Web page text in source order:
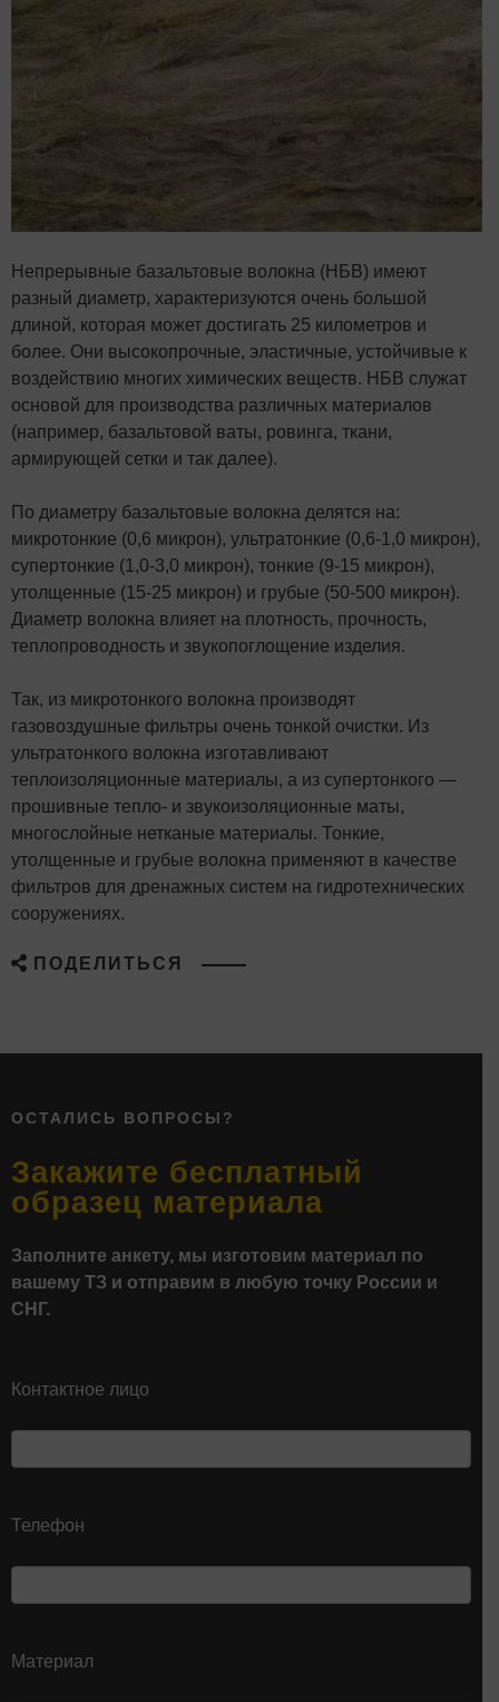
Непрерывные базальтовые волокна (НБВ) имеют
разный диаметр, характеризуются очень большой
длиной, которая может достигать 25 километров и
более. Они высокопрочные, эластичные, устойчивые к
воздействию многих химических веществ. НБВ служат
основой для производства различных материалов
(например, базальтовой ваты, ровинга, ткани,
армирующей сетки и так далее).
По диаметру базальтовые волокна делятся на:
микротонкие (0,6 микрон), ультратонкие (0,6-1,0 микрон),
супертонкие (1,0-3,0 микрон), тонкие (9-15 микрон),
утолщенные (15-25 микрон) и грубые (50-500 микрон).
Диаметр волокна влияет на плотность, прочность,
теплопроводность и звукопоглощение изделия.
Так, из микротонкого волокна производят
газовоздушные фильтры очень тонкой очистки. Из
ультратонкого волокна изготавливают
теплоизоляционные материалы, а из супертонкого —
прошивные тепло- и звукоизоляционные маты,
многослойные нетканые материалы. Тонкие,
утолщенные и грубые волокна применяют в качестве
фильтров для дренажных систем на гидротехнических
сооружениях.
ПОДЕЛИТЬСЯ
ОСТАЛИСЬ ВОПРОСЫ?
Закажите бесплатный
образец материала
Заполните анкету, мы изготовим материал по
вашему ТЗ и отправим в любую точку России и
СНГ.
Контактное лицо
Телефон
Материал